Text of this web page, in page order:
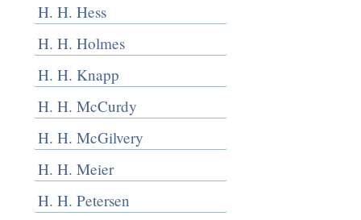
H. H. Hess
H. H. Holmes
H. H. Knapp
H. H. McCurdy
H. H. McGilvery
H. H. Meier
H. H. Petersen